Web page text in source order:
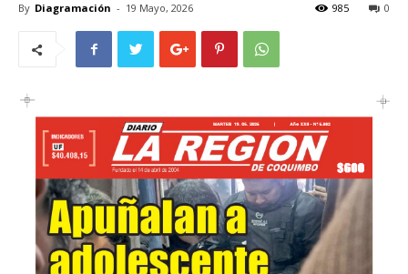
By Diagramación - 19 Mayo, 2026 0
985